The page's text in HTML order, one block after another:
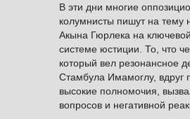
В эти дни многие
колумнисты пишут на тему
Акына Гюрлека на
системе юстиции. То, что
который вел резонансное
Стамбула Имамоглу, вдруг
высокие полномочия,
вопросов и негативной